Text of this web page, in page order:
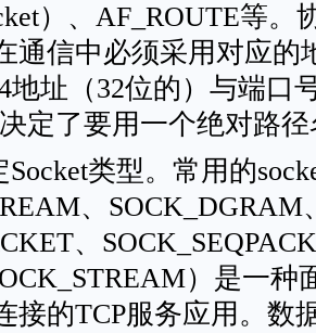
）、AF_ROUTE等。
通信中必须采用对应的
地址（32位的）与端口
定了要用一个绝对路
Socket类型。常用的
、SOCK_DGRAM
、
）是一种
接的TCP服务应用。数